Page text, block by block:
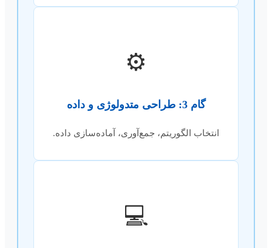
⚙️
گام 3: طراحی متدولوژی و داده
انتخاب الگوریتم، جمع‌آوری، آماده‌سازی داده.
💻